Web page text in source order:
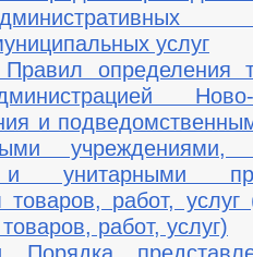
услуг
определения
Ново-
и
учреждениями,
унитарными
работ,
работ, услуг)
Порядка